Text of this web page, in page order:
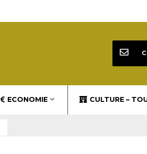
ECONOMIE CULTURE –